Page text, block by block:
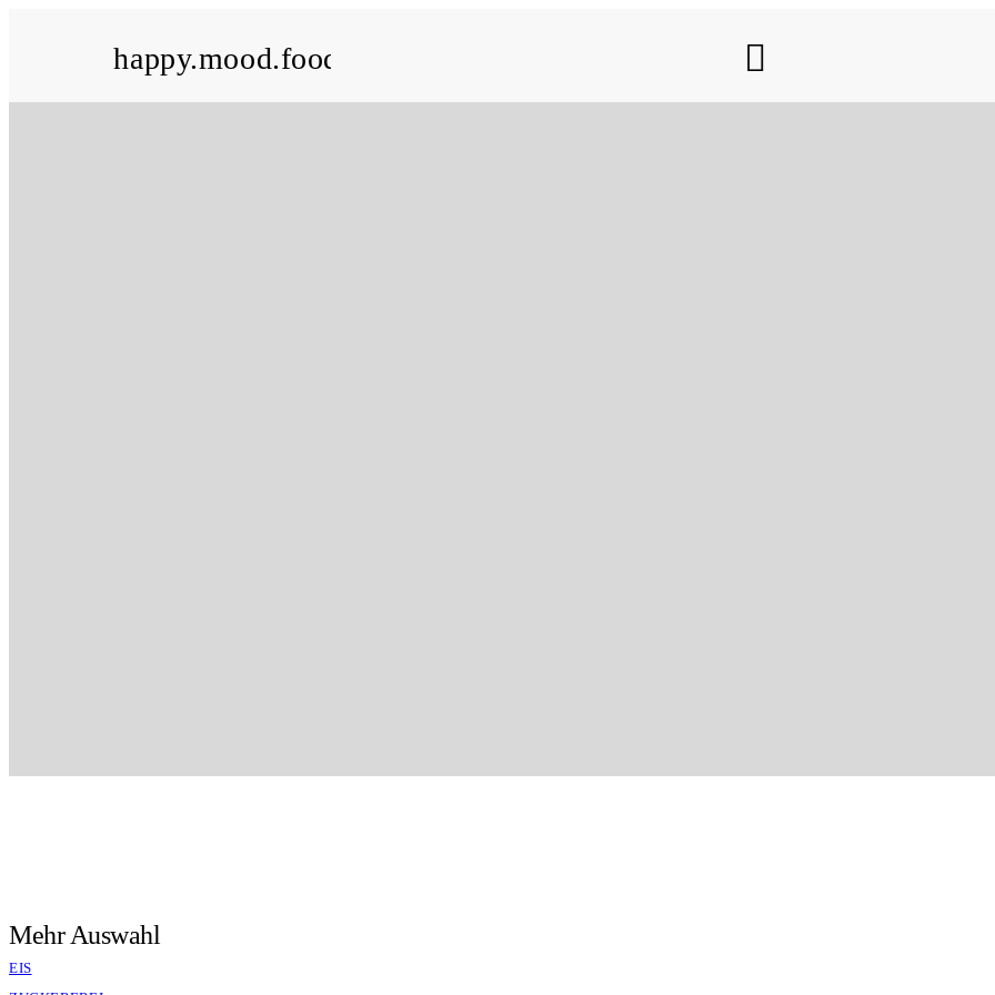
happy.mood.food
Mehr Auswahl
EIS